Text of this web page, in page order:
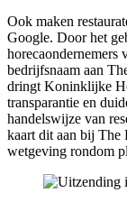
Ook maken
Google. Door het
horecaondernemers
bedrijfsnaam aan
dringt Koninklijke
transparantie en
handelswijze van
kaart dit aan bij The
wetgeving rondom